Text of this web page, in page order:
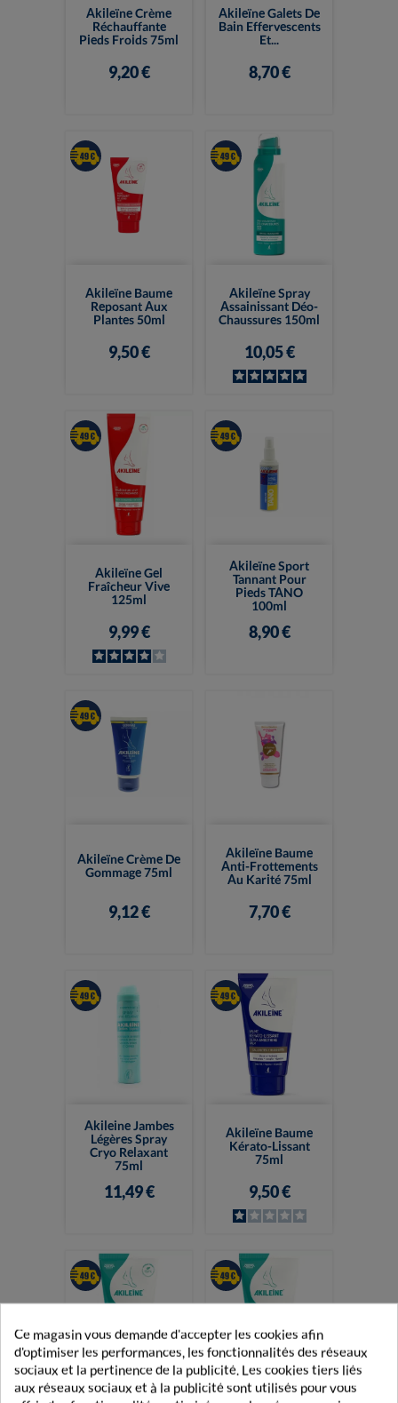
Akileïne Crème
Réchauffante
Pieds Froids 75ml
9,20 €
Akileïne Galets De
Bain Effervescents
Et...
8,70 €
Akileïne Baume
Reposant Aux
Plantes 50ml
9,50 €
Akileïne Spray
Assainissant Déo-
Chaussures 150ml
10,05 €
Akileïne Gel
Fraîcheur Vive
125ml
9,99 €
Akileïne Sport
Tannant Pour
Pieds TANO
100ml
8,90 €
Akileïne Crème De
Gommage 75ml
9,12 €
Akileïne Baume
Anti-Frottements
Au Karité 75ml
7,70 €
Akileine Jambes
Légères Spray
Cryo Relaxant
75ml
11,49 €
Akileïne Baume
Kérato-Lissant
75ml
9,50 €
Ce magasin vous demande d'accepter les cookies afin
d'optimiser les performances, les fonctionnalités des réseaux
sociaux et la pertinence de la publicité. Les cookies tiers liés
aux réseaux sociaux et à la publicité sont utilisés pour vous